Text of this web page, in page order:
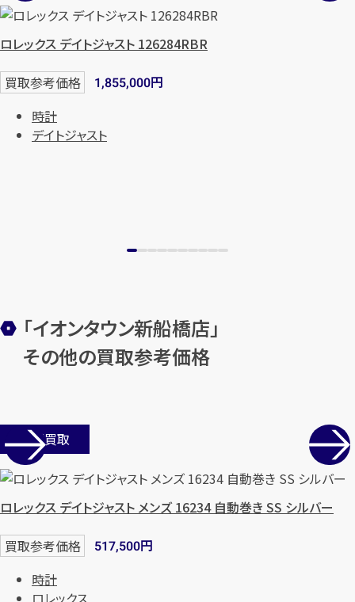
メールで無料相談する
ロレックス デイトジャスト 126284RBR
買取参考価格 1,855,000円
時計
デイトジャスト
「イオンタウン新船橋店」
その他の買取参考価格
店舗買取
ロレックス デイトジャスト メンズ 16234 自動巻き SS シルバー
買取参考価格 517,500円
時計
ロレックス